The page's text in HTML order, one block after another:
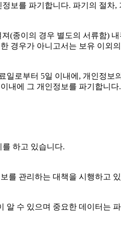
보를 파기합니다. 파기의 절차,
(종이의 경우 별도의 서류함)
경우가 아니고서는 보유 이외
로부터 5일 이내에, 개인정
내에 그 개인정보를 파기합니다.
하고 있습니다.
를 관리하는 대책을 시행하고
수 있으며 중요한 데이터는